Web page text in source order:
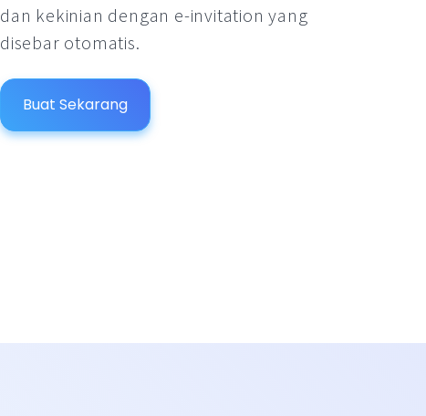
dan kekinian dengan e-invitation yang
disebar otomatis.
Buat Sekarang